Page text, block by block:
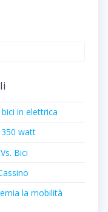
in elettrica
watt
Bici
la mobilità